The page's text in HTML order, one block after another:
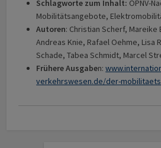
Schlagworte zum Inhalt: ÖPNV-
Mobilitätsangebote,
Autoren: Christian Scherf, Mareike
Andreas Knie, Rafael Oehme, Lisa
Schade, Tabea Schmidt, Marcel
Frühere Ausgaben:
verkehrswesen.de/der-